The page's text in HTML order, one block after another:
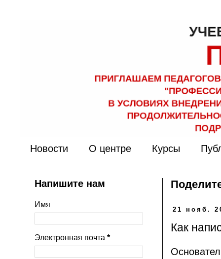
Новости О центре Курсы
21 нояб.
Как
Напишите нам
Имя
Электронная почта *